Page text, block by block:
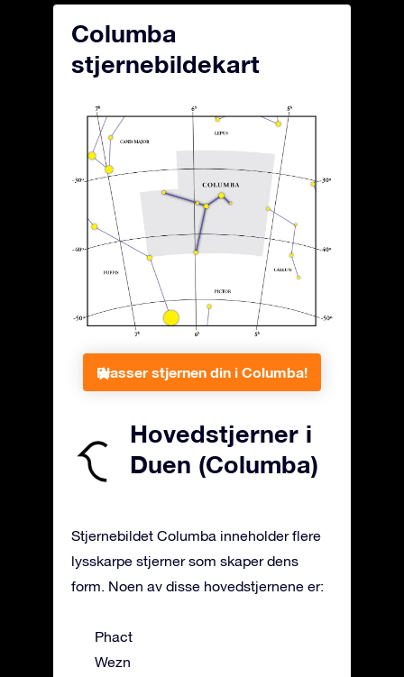
Columba
stjernebildekart
Plasser stjernen din i Columba!
Hovedstjerner i
Duen (Columba)
Stjernebildet Columba inneholder flere
lysskarpe stjerner som skaper dens
form. Noen av disse hovedstjernene er:
Phact
Wezn